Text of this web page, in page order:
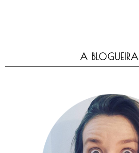
A BLOGUEIRA